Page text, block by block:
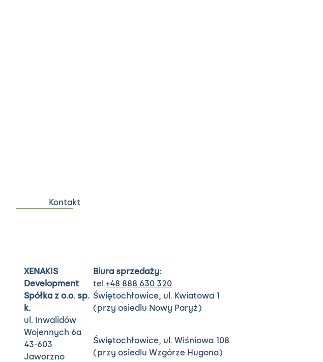
Kontakt
XENAKIS
Development
Spółka z o.o. sp.
k.
ul. Inwalidów
Wojennych 6a
43-603
Jaworzno
Biura sprzedaży:
tel.+48 888 630 320
Świętochłowice, ul. Kwiatowa 1
(przy osiedlu Nowy Paryż)
Świętochłowice, ul. Wiśniowa 108
(przy osiedlu Wzgórze Hugona)